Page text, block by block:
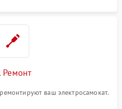
Ремонт
ваш электросамокат.